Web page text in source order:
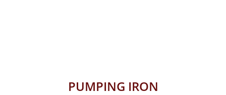
PUMPING IRON